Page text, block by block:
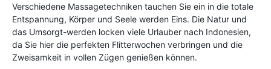
Verschiedene Massagetechniken tauchen Sie ein in die totale
Entspannung, Körper und Seele werden Eins. Die Natur und
das Umsorgt-werden locken viele Urlauber nach Indonesien,
da Sie hier die perfekten Flitterwochen verbringen und die
Zweisamkeit in vollen Zügen genießen können.